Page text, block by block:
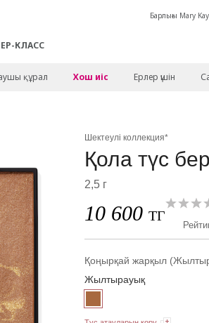
КЛАСС
Барлығы Mary
құрал Хош иіс Ерлер үшін
Шектеулі коллекция*
Қола түс
2,5 г
10 600ТГ
Қоңырқай жарқыл
Жылтырауық